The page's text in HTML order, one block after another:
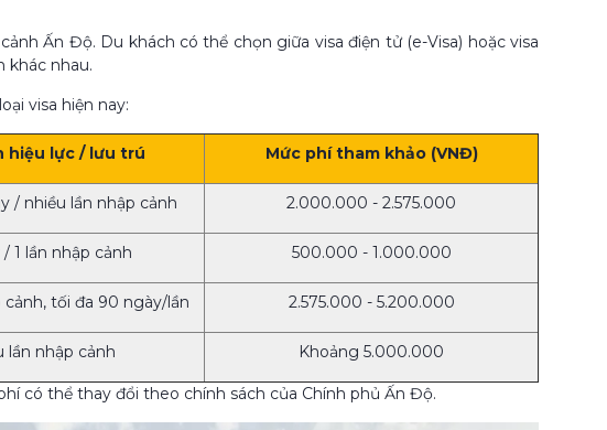
Ấn Độ. Du khách có thể chọn giữa visa điện tử (e-Visa) hoặc visa
khác nhau.
visa hiện nay:
hiệu lực / lưu trú Mức phí tham khảo (VNĐ)
/ nhiều lần nhập cảnh 2.000.000 - 2.575.000
/ 1 lần nhập cảnh 500.000 - 1.000.000
cảnh, tối đa 90 ngày/lần 2.575.000 - 5.200.000
lần nhập cảnh Khoảng 5.000.000
có thể thay đổi theo chính sách của Chính phủ Ấn Độ.